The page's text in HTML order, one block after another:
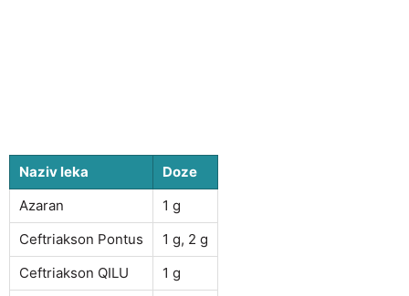
Naziv leka
Doze
Azaran
1 g
Ceftriakson Pontus
1 g, 2 g
Ceftriakson QILU
1 g